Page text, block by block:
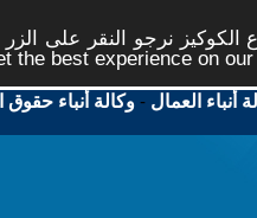
نرجو النقر على
the best experience on
أنباء العمال -وكالة أنباء حقوق